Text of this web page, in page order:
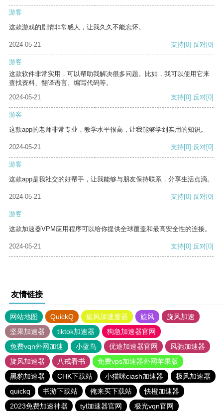
游客
这款游戏的剧情非常感人，让我久久不能忘怀。
2024-05-21 支持[0] 反对[0]
游客
这款软件非常实用，可以帮助我解决很多问题。比如，我可以使用它来
查找资料、翻译语言、编写代码等。
2024-05-21
支持[0] 反对[0]
游客
这款app的老师非常专业，教学水平很高，让我能够学到实用的知识。
2024-05-21 支持[0] 反对[0]
游客
这款app是我社交的好帮手，让我能够与朋友保持联系，分享生活点滴。
2024-05-21 支持[0] 反对[0]
游客
这款加速器VPM应用程序可以给你提供全球覆盖和最高安全性的连接。
2024-05-21 支持[0] 反对[0]
友情链接
网站地图 QuickQ 旋风加速度器 旋风
旋风加速
坚果加速器
tiktok加速器
狗急加速器官网
免费vqn外网加速
小蓝鸟 优途加速器官网
风驰加速器
旋风加速器
八戒看书
免费vps加速器外网苹果版
黑豹加速器
CHK下载站 小猫咪ciash加速器
极风加速器
quickq
书游下载站 俺来买下载站
快橙加速器
2023免费加速神器
tyl加速器官网 极光vqn官网